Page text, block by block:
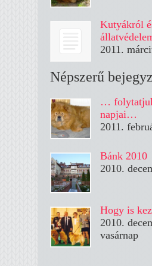
Kutyákról
2011.
Népszerű
…
napjai…
2011.
Bánk 2010
2010.
Hogy is
2010.
vasárnap